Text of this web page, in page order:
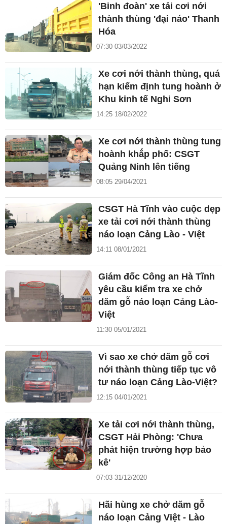
'Binh đoàn' xe tải cơi nới
thành thùng 'đại náo' Thanh
Hóa
07:30 03/03/2022
Xe cơi nới thành thùng, quá
hạn kiểm định tung hoành ở
Khu kinh tế Nghi Sơn
14:25 18/02/2022
Xe cơi nới thành thùng tung
hoành khắp phố: CSGT
Quảng Ninh lên tiếng
08:05 29/04/2021
CSGT Hà Tĩnh vào cuộc dẹp
xe tải cơi nới thành thùng
náo loạn Cảng Lào - Việt
14:11 08/01/2021
Giám đốc Công an Hà Tĩnh
yêu cầu kiểm tra xe chở
dăm gỗ náo loạn Cảng Lào-
Việt
11:30 05/01/2021
Vì sao xe chở dăm gỗ cơi
nới thành thùng tiếp tục vô
tư náo loạn Cảng Lào-Việt?
12:15 04/01/2021
Xe tải cơi nới thành thùng,
CSGT Hải Phòng: 'Chưa
phát hiện trường hợp bảo
kê'
07:03 31/12/2020
Hãi hùng xe chở dăm gỗ
náo loạn Cảng Việt - Lào